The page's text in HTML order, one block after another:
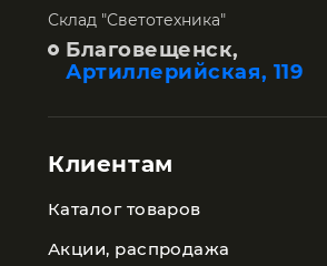
Склад "Светотехника"
Благовещенск,
Артиллерийская, 119
Клиентам
Каталог товаров
Акции, распродажа